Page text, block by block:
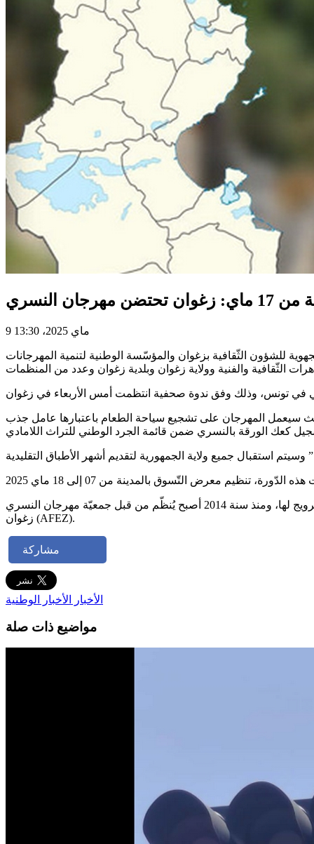
9 ماي 2025، 13:30
من الشهر نفسه، وذلك بدعم من المندوبية الجهوية للشؤون الثّقافية بزغوان والمؤسّسة الوطنية لتنمية المهرجانات
حيث سيعمل المهرجان على تشجيع سياحة الطعام باعتبارها عامل جذب
يُشار إلى أنّه تمّ تأسيس مهرجان النّسري من قبل بلدية زغوان في أواخر السّبعينات، ويعتبر هذا الحدث فرصة للاحتفال بهذه الزهرة والتّرويج لها، ومنذ سنة 2014 أصبح يُنظّم من قبل جمعيّة مهرجان النسري
زغوان (AFEZ).
مشاركة
الأخبار الأخبار الوطنية
مواضيع ذات صلة